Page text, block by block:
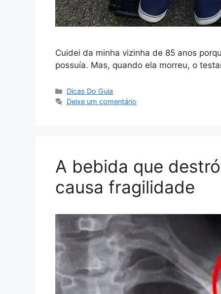
Cuidei da minha vizinha de 85 anos
possuía. Mas, quando ela morreu, o
Categorias
Dicas Do Guia
Deixe um comentário
A bebida que
causa fragilidade